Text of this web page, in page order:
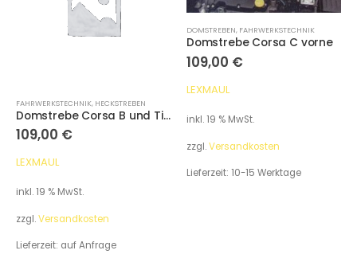
FAHRWERKSTECHNIK, HECKSTREBEN
Domstrebe Corsa B und Tigra A hinten
109,00 €
LEXMAUL
inkl. 19 % MwSt.
zzgl.Versandkosten
Lieferzeit: auf Anfrage
DOMSTREBEN, FAHRWERKSTECHNIK
Domstrebe Corsa C vorne
109,00 €
LEXMAUL
inkl. 19 % MwSt.
zzgl.Versandkosten
Lieferzeit: 10-15 Werktage